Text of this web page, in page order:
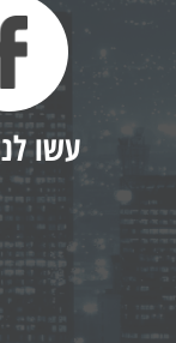
עשו